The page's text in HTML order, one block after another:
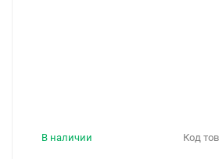
Код
В наличии